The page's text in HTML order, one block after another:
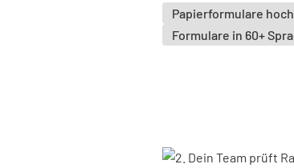
Papierformulare
Formulare in 60+